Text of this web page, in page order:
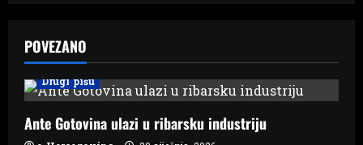
a
v
i
g
POVEZANO
Drugi pišu
Ante Gotovina ulazi u ribarsku industriju